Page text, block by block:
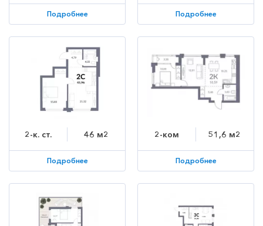
Подробнее Подробнее
2-к. ст. 46 м2
Подробнее
2-ком 51,6 м2
Подробнее